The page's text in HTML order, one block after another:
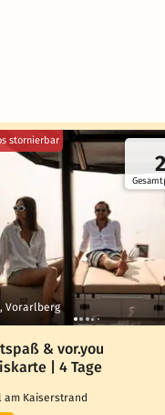
stornierbar
Vorarlberg
& vor.you
| 4 Tage
am Kaiserstrand